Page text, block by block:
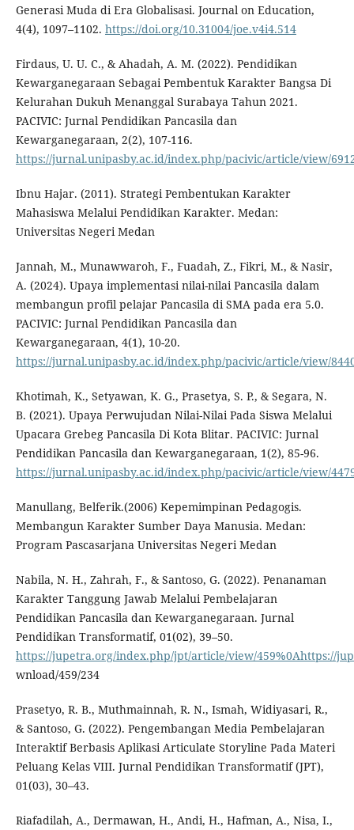
Generasi Muda di Era Globalisasi. Journal on Education,
4(4), 1097–1102. https://doi.org/10.31004/joe.v4i4.514
Firdaus, U. U. C., & Ahadah, A. M. (2022). Pendidikan
Kewarganegaraan Sebagai Pembentuk Karakter Bangsa Di
Kelurahan Dukuh Menanggal Surabaya Tahun 2021.
PACIVIC: Jurnal Pendidikan Pancasila dan
Kewarganegaraan, 2(2), 107-116.
https://jurnal.unipasby.ac.id/index.php/pacivic/article/view/
Ibnu Hajar. (2011). Strategi Pembentukan Karakter
Mahasiswa Melalui Pendidikan Karakter. Medan:
Universitas Negeri Medan
Jannah, M., Munawwaroh, F., Fuadah, Z., Fikri, M., & Nasir,
A. (2024). Upaya implementasi nilai-nilai Pancasila dalam
membangun profil pelajar Pancasila di SMA pada era 5.0.
PACIVIC: Jurnal Pendidikan Pancasila dan
Kewarganegaraan, 4(1), 10-20.
https://jurnal.unipasby.ac.id/index.php/pacivic/article/view/
Khotimah, K., Setyawan, K. G., Prasetya, S. P., & Segara, N.
B. (2021). Upaya Perwujudan Nilai-Nilai Pada Siswa Melalui
Upacara Grebeg Pancasila Di Kota Blitar. PACIVIC: Jurnal
Pendidikan Pancasila dan Kewarganegaraan, 1(2), 85-96.
https://jurnal.unipasby.ac.id/index.php/pacivic/article/view/
Manullang, Belferik.(2006) Kepemimpinan Pedagogis.
Membangun Karakter Sumber Daya Manusia. Medan:
Program Pascasarjana Universitas Negeri Medan
Nabila, N. H., Zahrah, F., & Santoso, G. (2022). Penanaman
Karakter Tanggung Jawab Melalui Pembelajaran
Pendidikan Pancasila dan Kewarganegaraan. Jurnal
Pendidikan Transformatif, 01(02), 39–50.
https://jupetra.org/index.php/jpt/article/view/459%0Ahttps://
wnload/459/234
Prasetyo, R. B., Muthmainnah, R. N., Ismah, Widiyasari, R.,
& Santoso, G. (2022). Pengembangan Media Pembelajaran
Interaktif Berbasis Aplikasi Articulate Storyline Pada Materi
Peluang Kelas VIII. Jurnal Pendidikan Transformatif (JPT),
01(03), 30–43.
Riafadilah, A., Dermawan, H., Andi, H., Hafman, A., Nisa, I.,